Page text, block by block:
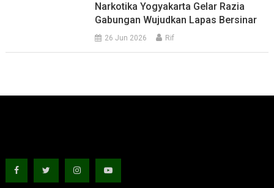
Narkotika Yogyakarta Gelar Razia
Gabungan Wujudkan Lapas Bersinar
26 Jun 2026 Rif